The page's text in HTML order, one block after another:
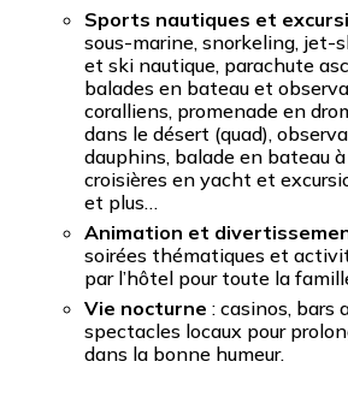
Sports nautiques et
sous-marine, snorkeling, jet-
et ski nautique, parachute
balades en bateau et
coralliens, promenade en
dans le désert (quad),
dauphins, balade en bateau
croisières en yacht et
et plus…
Animation et
soirées thématiques et
par l’hôtel pour toute la
Vie nocturne : casinos, bars
spectacles locaux pour
dans la bonne humeur.